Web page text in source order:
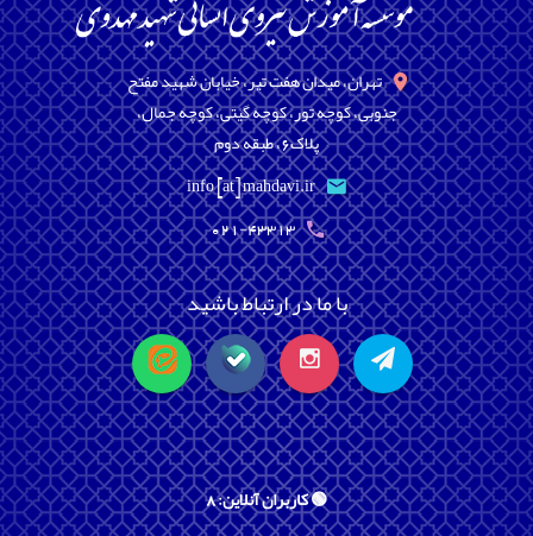
تهران، میدان هفت تیر، خیابان شهید مفتح
جنوبی، کوچه تور، کوچه گیتی، کوچه جمال،
پلاک6، طبقه دوم
info [at] mahdavi.ir
021-43313
با ما در ارتباط باشید
🟢 کاربران آنلاین: 8